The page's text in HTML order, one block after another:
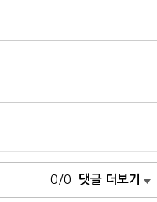
0/0 댓글 더보기